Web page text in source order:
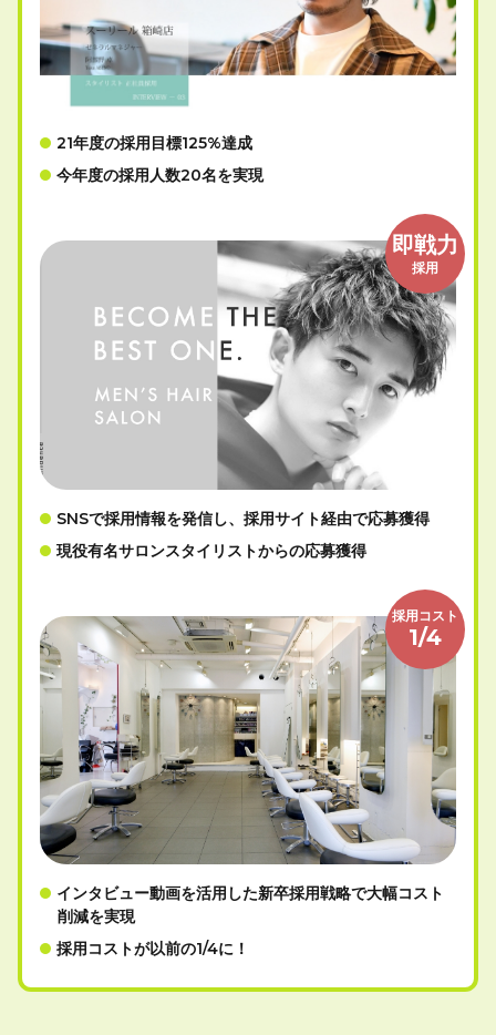
21年度の採用目標125%達成
今年度の採用人数20名を実現
即戦力
採用
SNSで採用情報を発信し、採用サイト経由で応募獲得
現役有名サロンスタイリストからの応募獲得
採用コスト
1/4
インタビュー動画を活用した新卒採用戦略で大幅コスト
削減を実現
採用コストが以前の1/4に！